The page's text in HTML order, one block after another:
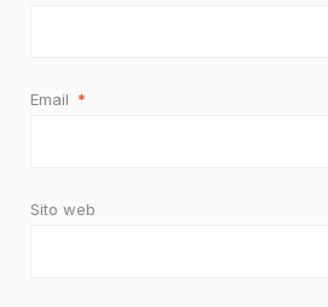
Email *
Sito web